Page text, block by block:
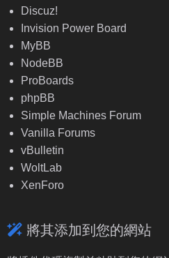
Discuz!
Invision Power Board
MyBB
NodeBB
ProBoards
phpBB
Simple Machines Forum
Vanilla Forums
vBulletin
WoltLab
XenForo
將其添加到您的網站